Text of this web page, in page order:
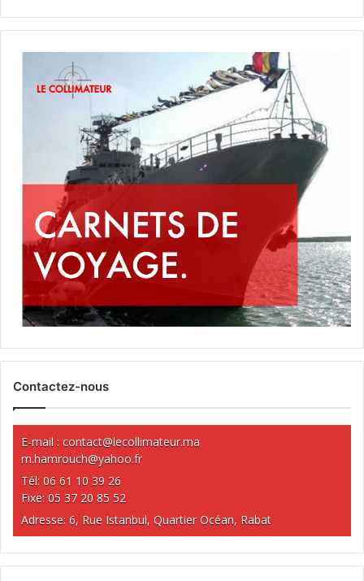
Contactez-nous
E-mail : contact@lecollimateur.ma
m.hamrouch@yahoo.fr
Tél: 06 61 10 39 26
Fixe: 05 37 20 85 52
Adresse: 6, Rue Istanbul, Quartier Océan, Rabat